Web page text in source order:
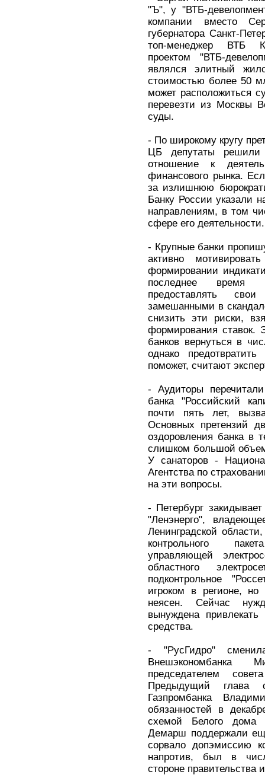
"Ъ", у "ВТБ-
компании вместо
губернатора Санкт-
топ-менеджер ВТБ
проектом "ВТБ-
являлся элитный
стоимостью более 50
может расположиться
перевезти из Москвы
суды.
- По широкому кругу
ЦБ депутаты решили
отношение к
финансового рынка.
за излишнюю
Банку России указали
направлениям, в том
сфере его деятельности.
- Крупные банки
активно
формировании
последнее время
предоставлять
замешанными в
снизить эти риски,
формирования ставок.
банков вернуться в
однако
поможет, считают
- Аудиторы
банка "Российский
почти пять лет,
Основных претензий
оздоровления банка в
слишком большой
У санаторов -
Агентства по
на эти вопросы.
- Петербург
"Ленэнерго",
Ленинградской
контрольного
управляющей
областного
подконтрольное
игроком в регионе, но
неясен. Сейчас
вынуждена
средства.
- "РусГидро"
Внешэкономбанка
председателем
Предыдущий глава
Газпромбанка
обязанностей в
схемой Белого дома
Демарш поддержали
сорвало допэмиссию
напротив, был в
стороне